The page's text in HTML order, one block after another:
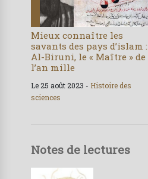
Mieux connaître les
savants des pays d’islam :
Al-Biruni, le « Maître » de
l’an mille
Le 25 août 2023 - Histoire des
sciences
Notes de lectures